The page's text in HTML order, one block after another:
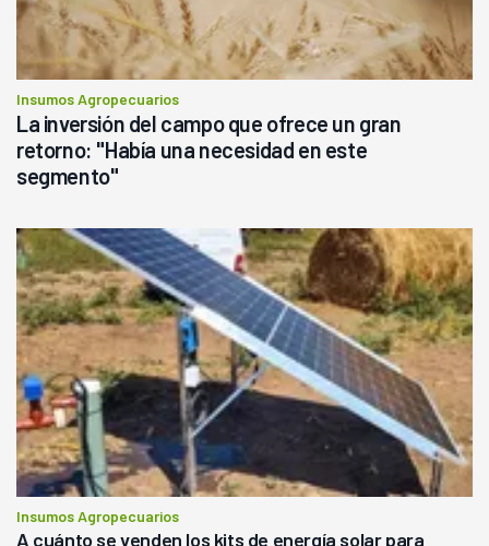
Insumos Agropecuarios
La inversión del campo que ofrece un gran
retorno: "Había una necesidad en este
segmento"
Insumos Agropecuarios
A cuánto se venden los kits de energía solar para